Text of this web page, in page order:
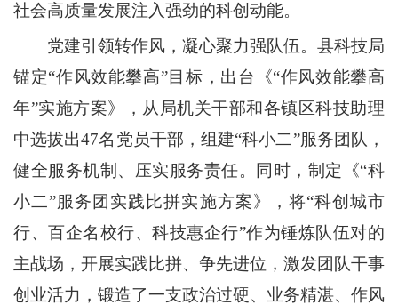
社会高质量发展注入强劲的科创动能。
党建引领转作风，凝心聚力强队伍。县科技局
锚定“作风效能攀高”目标，出台《“作风效能攀高
年”实施方案》，从局机关干部和各镇区科技助理
中选拔出47名党员干部，组建“科小二”服务团队，
健全服务机制、压实服务责任。同时，制定《“科
小二”服务团实践比拼实施方案》，将“科创城市
行、百企名校行、科技惠企行”作为锤炼队伍对的
主战场，开展实践比拼、争先进位，激发团队干事
创业活力，锻造了一支政治过硬、业务精湛、作风